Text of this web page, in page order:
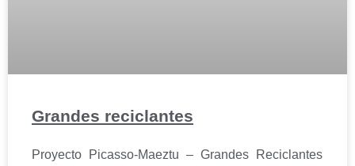
Grandes reciclantes
Proyecto Picasso-Maeztu – Grandes Reciclantes